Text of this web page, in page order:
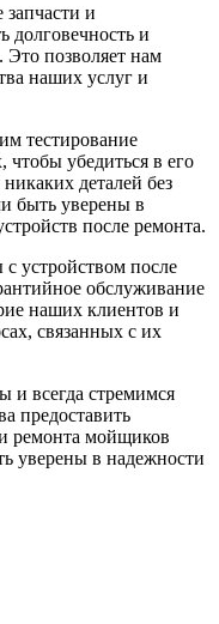
и
долговечность и
Это позволяет нам
наших услуг и
тестирование
убедиться в его
деталей без
быть уверены в
после ремонта.
устройством после
обслуживание
наших клиентов и
связанных с их
и всегда стремимся
предоставить
ремонта мойщиков
уверены в надежности